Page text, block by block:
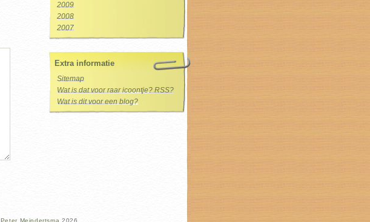
2009
2008
2007
Extra informatie
Sitemap
Wat is dat voor raar icoontje? RSS?
Wat is dit voor een blog?
Peter Meindertsma 2026